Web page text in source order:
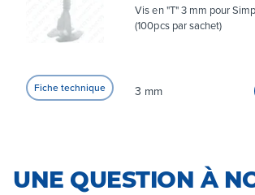
Vis en "T" 3 mm pour
(100pcs par sachet)
3 mm
UNE QUESTION À